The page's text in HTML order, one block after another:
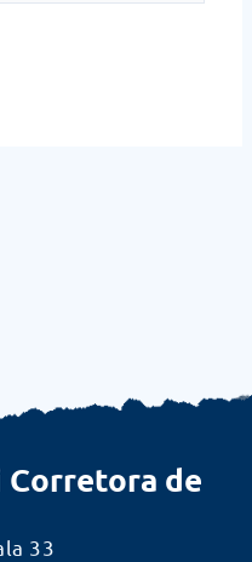
Corretora de
33